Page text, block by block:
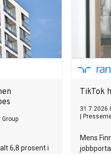
Group
6,8 prosent i
TikTok
31.7.2026
Mens